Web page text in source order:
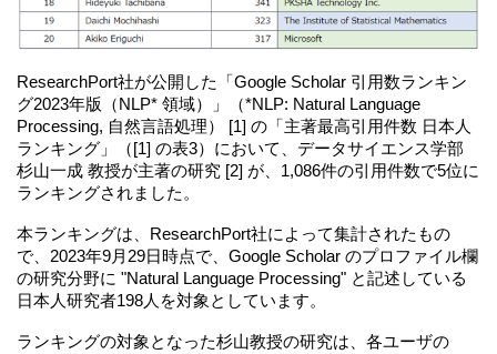
ResearchPort社が公開した「Google Scholar 引用数ランキン
グ2023年版（NLP* 領域）」（*NLP: Natural Language
Processing, 自然言語処理） [1] の「主著最高引用件数 日本人
ランキング」（[1] の表3）において、データサイエンス学部
杉山一成 教授が主著の研究 [2] が、1,086件の引用件数で5位に
ランキングされました。
本ランキングは、ResearchPort社によって集計されたもの
で、2023年9月29日時点で、Google Scholar のプロファイル欄
の研究分野に "Natural Language Processing" と記述している
日本人研究者198人を対象としています。
ランキングの対象となった杉山教授の研究は、各ユーザの